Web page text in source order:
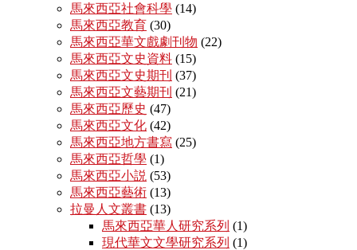
馬來西亞社會科學 (14)
馬來西亞教育 (30)
馬來西亞華文戲劇刊物 (22)
馬來西亞文史資料 (15)
馬來西亞文史期刊 (37)
馬來西亞文藝期刊 (21)
馬來西亞歷史 (47)
馬來西亞文化 (42)
馬來西亞地方書寫 (25)
馬來西亞哲學 (1)
馬來西亞小説 (53)
馬來西亞藝術 (13)
拉曼人文叢書 (13)
馬來西亞華人研究系列 (1)
現代華文文學研究系列 (1)